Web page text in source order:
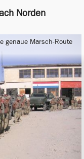
Norden
genaue Marsch-Route